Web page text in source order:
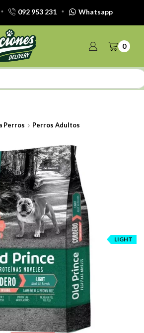
092 953 231 Whatsapp
0
Perros Perros Adultos
LIGHT